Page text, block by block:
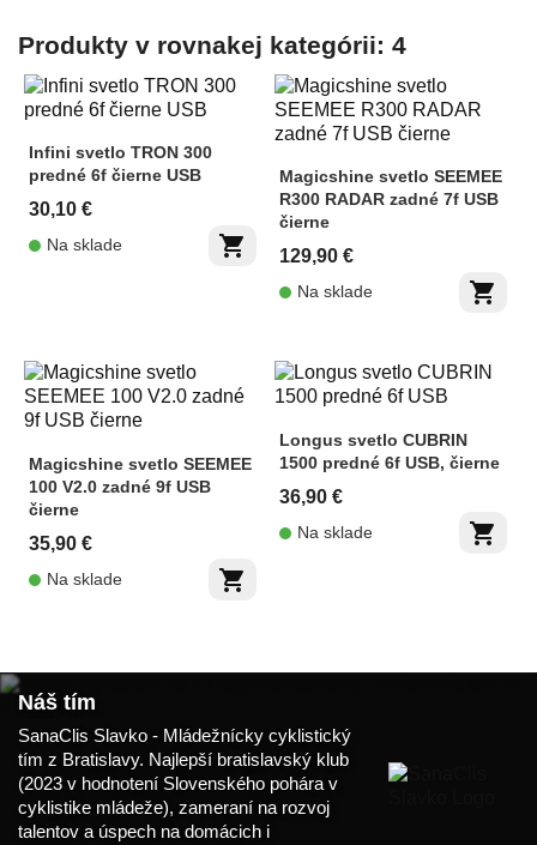
Produkty v rovnakej kategórii: 4
Infini svetlo TRON 300
predné 6f čierne USB
30,10 €
shopping_cart
Na sklade
Magicshine svetlo SEEMEE
R300 RADAR zadné 7f USB
čierne
129,90 €
shopping_cart
Na sklade
Magicshine svetlo SEEMEE
100 V2.0 zadné 9f USB
čierne
35,90 €
shopping_cart
Na sklade
Longus svetlo CUBRIN
1500 predné 6f USB, čierne
36,90 €
shopping_cart
Na sklade
Náš tím
SanaClis Slavko - Mládežnícky cyklistický
tím z Bratislavy. Najlepší bratislavský klub
(2023 v hodnotení Slovenského pohára v
cyklistike mládeže), zameraní na rozvoj
talentov a úspech na domácich i